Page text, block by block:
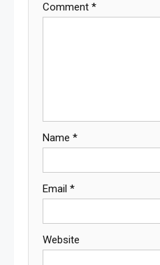
Comment *
Name *
Email *
Website